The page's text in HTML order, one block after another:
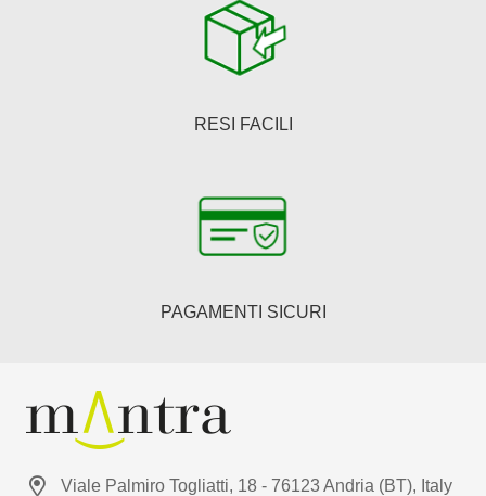
RESI FACILI
PAGAMENTI SICURI
Viale Palmiro Togliatti, 18 - 76123 Andria (BT), Italy